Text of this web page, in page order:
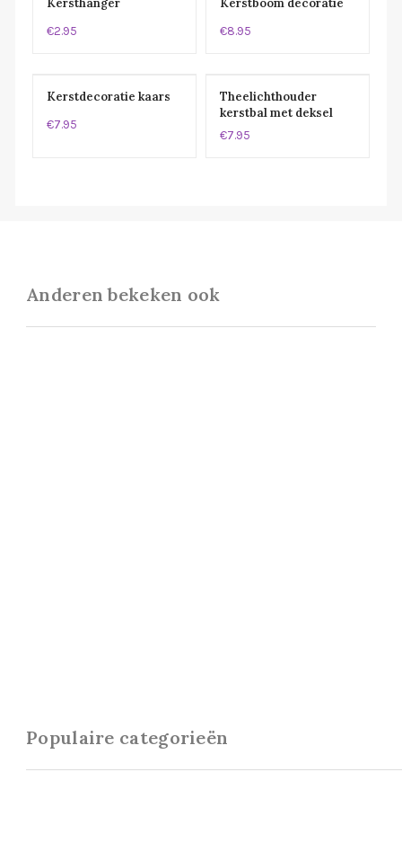
Kersthanger
€2.95
Kerstboom decoratie
€8.95
Kerstdecoratie kaars
€7.95
Theelichthouder
kerstbal met deksel
€7.95
Anderen bekeken ook
Populaire categorieën